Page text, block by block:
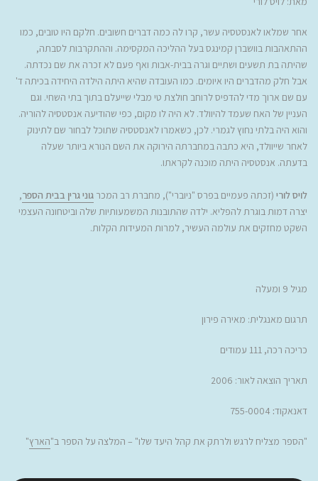
אחר שמלאו לאנסטסיה עשר, קרו לה כמה דברים חשובים. חלקם היו טובים, כמו
ההתאהבות בוושברן קמינגס בעל ההליכה המקסימה. וההתקרבות לסבתה,
שהיתה בת תשעים ושתיים וגרה בבית-אבות ואף פעם לא זכרה את שם נכדתה.
אבל חלק מהדברים היו איומים. כמו העובדה שהיא היתה הילדה היחידה בכיתה ד'
עם שם ארוך מדי להדפיס לרוחב חולצת טי מבלי שייעלם בתוך בתי השחי. וגם
העניין של האח שעמד להיוולד. לא היה לו מקום, כפי שהודיעה אנסטסיה להוריה.
והוא היה בלתי נחוץ לגמרי. לכן, כשאמרו לאנסטסיה שתוכל לבחור שם לתינוק
לאחר שייוולד, היא כתבה במחברתה הירוקה את השם הנורא ביותר שעלה
בדעתה. אנסטסיה היתה מוכנה לקראתו.
לויס לורי (זכתה פעמיים בפרס "ניוברי"), מחברת רב המכר גוני גרין בבית הספר,
יצרה דמות בוגרת להפליא. ילדה שהתובנות המשמעותיות שלה וביטחונה העצמי
השקט מחזקים את עולמה העשיר, למרות המעידות הקלות.
מגיל 9 ומעלה
תרגום מאנגלית: מאירה פירון
כריכה רכה, 111 עמודים
תאריך הוצאה לאור: 2006
דאנאקוד:
755-0004
"הספר מצליח לרגש ולרתק את קהל היעד שלו" – המלצה על הספר ב"הארץ"